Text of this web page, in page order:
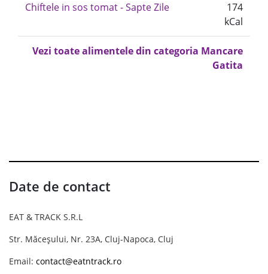
Chiftele in sos tomat - Sapte Zile
174
kCal
Vezi toate alimentele din categoria Mancare
Gatita
Date de contact
EAT & TRACK S.R.L
Str. Măceșului, Nr. 23A, Cluj-Napoca, Cluj
Email: contact@eatntrack.ro